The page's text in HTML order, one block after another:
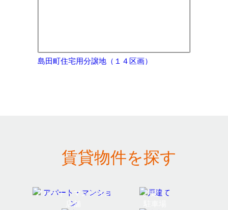
島田町住宅用分譲地（１４区画）
賃貸物件を探す